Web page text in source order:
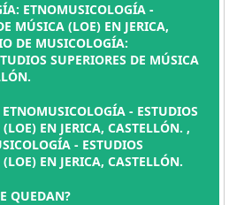
ETNOMUSICOLOGÍA -
MÚSICA (LOE) EN JERICA,
DE MUSICOLOGÍA:
SUPERIORES DE MÚSICA
- ESTUDIOS
EN JERICA, CASTELLÓN. ,
- ESTUDIOS
EN JERICA, CASTELLÓN.
QUEDAN?